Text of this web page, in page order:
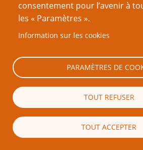
j’adorais
simple :
système de
coups critiques. Le système de magie
du Milieu qui pouvait “lancer des
sentiment de trahir le monde
magie est présente mais moins
d’autres œuvres.”
consentement pour l’avenir à
les « Paramètres ».
Information sur les cookies
PARAMÈTRES DE
TOUT REFUSER
TOUT ACCEPTER